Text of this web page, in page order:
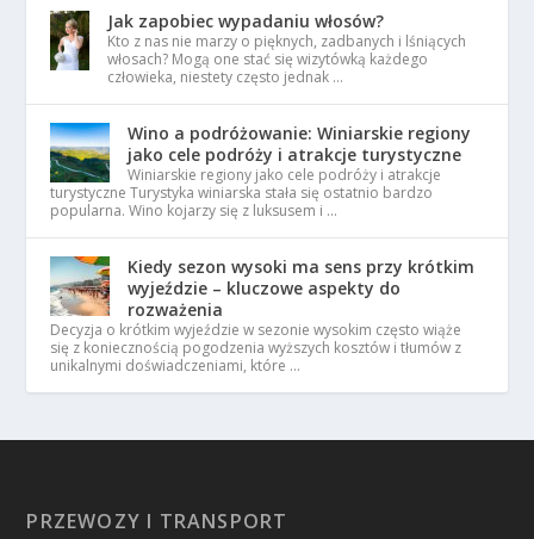
Jak zapobiec wypadaniu włosów?
Kto z nas nie marzy o pięknych, zadbanych i lśniących
włosach? Mogą one stać się wizytówką każdego
człowieka, niestety często jednak …
Wino a podróżowanie: Winiarskie regiony
jako cele podróży i atrakcje turystyczne
Winiarskie regiony jako cele podróży i atrakcje
turystyczne Turystyka winiarska stała się ostatnio bardzo
popularna. Wino kojarzy się z luksusem i …
Kiedy sezon wysoki ma sens przy krótkim
wyjeździe – kluczowe aspekty do
rozważenia
Decyzja o krótkim wyjeździe w sezonie wysokim często wiąże
się z koniecznością pogodzenia wyższych kosztów i tłumów z
unikalnymi doświadczeniami, które …
PRZEWOZY I TRANSPORT